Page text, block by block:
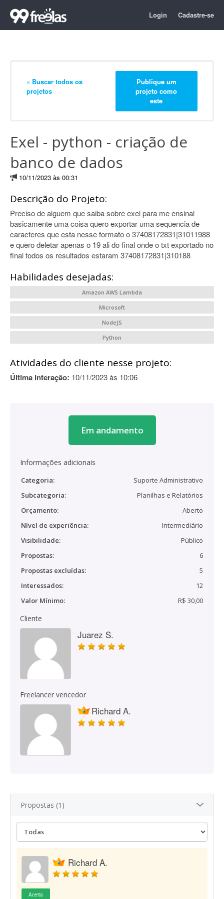
Login Cadastre-se
« Buscar todos os
projetos
Publique um
projeto como
este
Exel - python - criação de
banco de dados
10/11/2023 às 00:31
Descrição do Projeto:
Preciso de alguem que saiba sobre exel para me ensinal
basicamente uma coisa quero exportar uma sequencia de
caracteres que esta nesse formato o 37408172831|31011988
e quero deletar apenas o 19 ali do final onde o txt exportado no
final todos os resultados estaram 37408172831|310188
Habilidades desejadas:
Amazon AWS Lambda
Microsoft
NodeJS
Python
Atividades do cliente nesse projeto:
Última interação: 10/11/2023 às 10:06
Em andamento
Informações adicionais
Categoria:
Suporte Administrativo
Subcategoria:
Planilhas e Relatórios
Orçamento:
Aberto
Nível de experiência:
Intermediário
Visibilidade:
Público
Propostas:
6
Propostas excluídas:
5
Interessados:
12
Valor Mínimo:
R$ 30,00
Cliente
Juarez S.
Freelancer vencedor
Richard A.
Propostas (1)
Richard A.
Aceita